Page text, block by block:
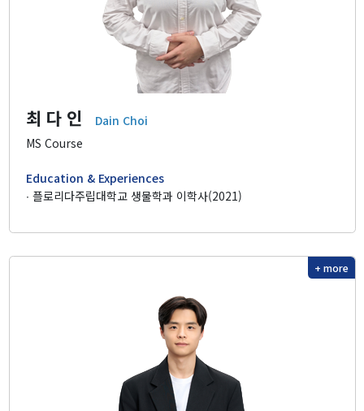
최 다 인
Dain Choi
MS Course
Education & Experiences
∙ 플로리다주립대학교 생물학과 이학사(2021)
+ more